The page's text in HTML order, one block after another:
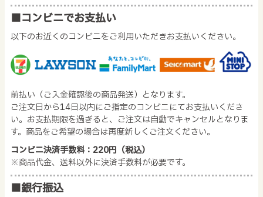
■コンビニでお支払い
以下のお近くのコンビニをご利用いただきお支払いください。
前払い（ご入金確認後の商品発送）となります。
ご注文日から14日以内にご指定のコンビニにてお支払いくださ
い。お支払期限を過ぎると、ご注文は自動でキャンセルとなりま
す。商品をご希望の場合は再度新しくご注文ください。
コンビニ決済手数料：220円（税込）
※商品代金、送料以外に決済手数料が必要です。
■銀行振込